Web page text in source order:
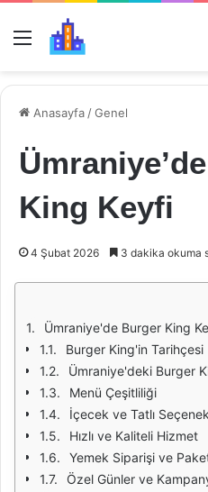
Menü
Anasayfa /Genel
King Keyfi
4 Şubat 2026 3 dakika okuma
Ümraniye'de Burger King
Burger King'in Tarihçesi
Ümraniye'deki Burger
Menü Çeşitliliği
İçecek ve Tatlı
Hızlı ve Kaliteli Hizmet
Yemek Siparişi ve
Özel Günler ve